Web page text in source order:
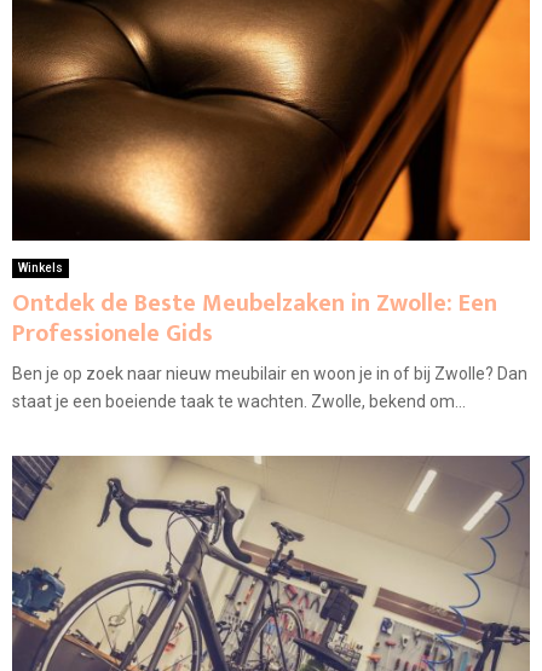
Winkels
Ontdek de Beste Meubelzaken in Zwolle: Een
Professionele Gids
Ben je op zoek naar nieuw meubilair en woon je in of bij Zwolle? Dan
staat je een boeiende taak te wachten. Zwolle, bekend om...